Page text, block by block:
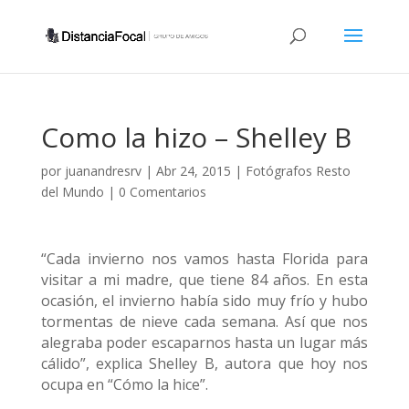
Como la hizo – Shelley B
por juanandresrv| Abr 24, 2015 | Fotógrafos Resto
del Mundo | 0 Comentarios
“Cada invierno nos vamos hasta Florida para
visitar a mi madre, que tiene 84 años. En esta
ocasión, el invierno había sido muy frío y hubo
tormentas de nieve cada semana. Así que nos
alegraba poder escaparnos hasta un lugar más
cálido”, explica Shelley B, autora que hoy nos
ocupa en “Cómo la hice”.